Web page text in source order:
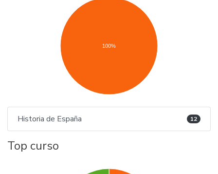
100%
Historia de España 12
Top curso